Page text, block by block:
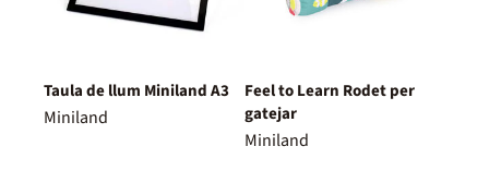
Taula de llum Miniland A3
Miniland
Feel to Learn Rodet per
gatejar
Miniland